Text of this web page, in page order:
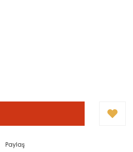
Paylaş